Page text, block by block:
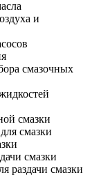
и
смазочных
смазки
смазки
смазки
раздачи смазки